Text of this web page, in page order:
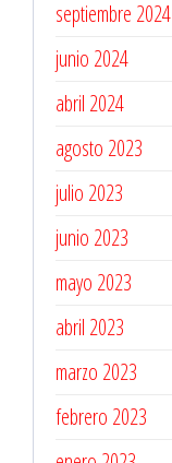
septiembre 2024
junio 2024
abril 2024
agosto 2023
julio 2023
junio 2023
mayo 2023
abril 2023
marzo 2023
febrero 2023